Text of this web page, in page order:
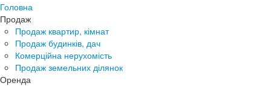
Головна
Продаж
Продаж квартир, кімнат
Продаж будинків, дач
Комерційна нерухомість
Продаж земельних ділянок
Оренда